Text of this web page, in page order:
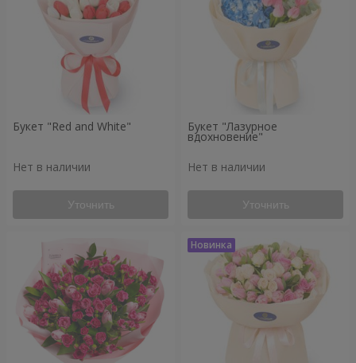
Букет "Red and White"
Нет в наличии
Уточнить
Букет "Лазурное
вдохновение"
Нет в наличии
Уточнить